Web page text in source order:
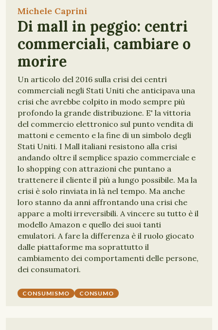
Michele Caprini
Di mall in peggio: centri
commerciali, cambiare o
morire
Un articolo del 2016 sulla crisi dei centri
commerciali negli Stati Uniti che anticipava una
crisi che avrebbe colpito in modo sempre più
profondo la grande distribuzione. E' la vittoria
del commercio elettronico sul punto vendita di
mattoni e cemento e la fine di un simbolo degli
Stati Uniti. I Mall italiani resistono alla crisi
andando oltre il semplice spazio commerciale e
lo shopping con attrazioni che puntano a
trattenere il cliente il più a lungo possibile. Ma la
crisi è solo rinviata in là nel tempo. Ma anche
loro stanno da anni affrontando una crisi che
appare a molti irreversibili. A vincere su tutto è il
modello Amazon e quello dei suoi tanti
emulatori. A fare la differenza è il ruolo giocato
dalle piattaforme ma soprattutto il
cambiamento dei comportamenti delle persone,
dei consumatori.
CONSUMISMO CONSUMO